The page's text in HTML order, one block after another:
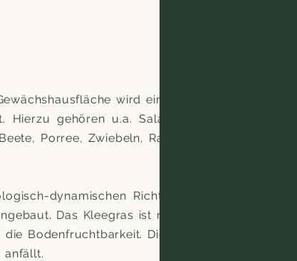
wird eine große
Hierzu gehören u.a. Salatsorten,
Porree, Zwiebeln, Radicchio,
dynamischen Richtlinien in
Das Kleegras ist nicht nur
Bodenfruchtbarkeit. Diese wird
anfällt.